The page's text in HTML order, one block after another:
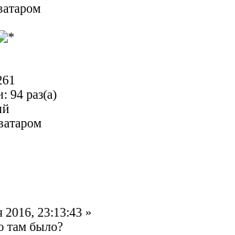
94 раз(а)
23:13:43 »
там было?